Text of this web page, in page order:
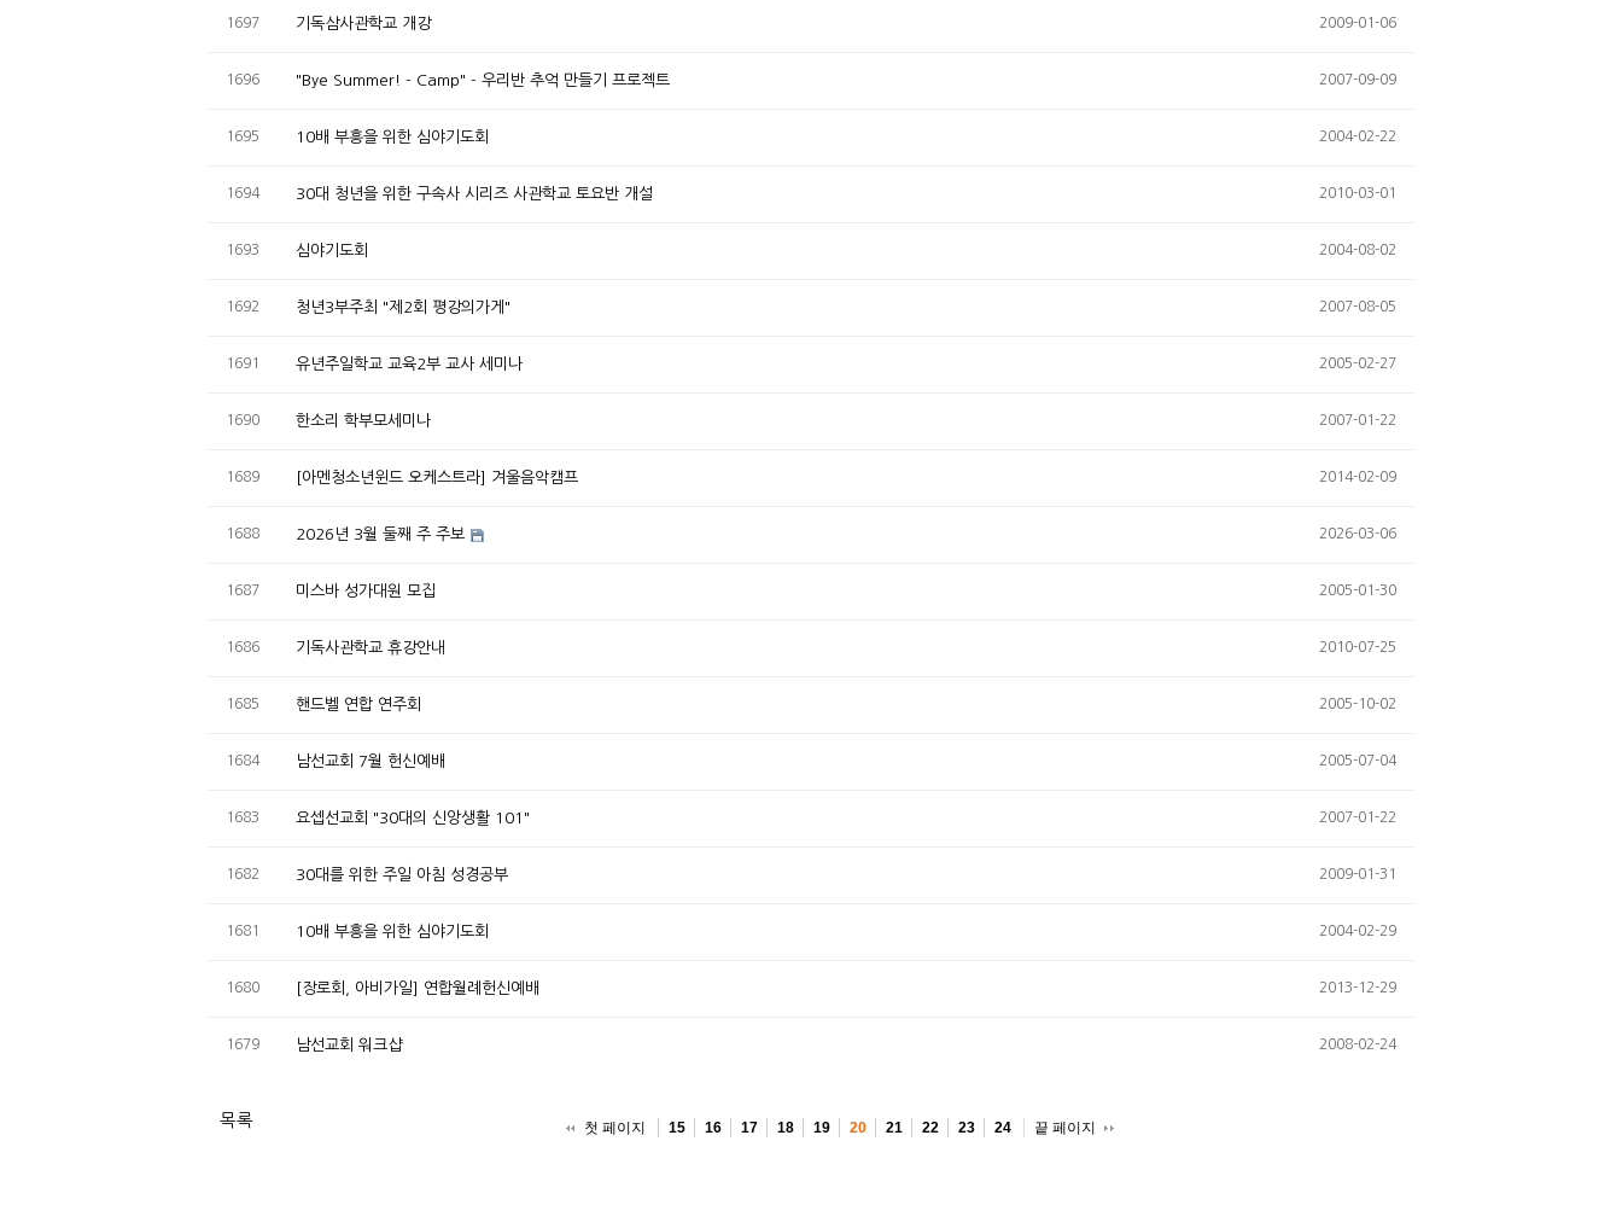
1697 기독삼사관학교 개강 2009-01-06
1696 "Bye Summer! - Camp" - 우리반 추억 만들기 프로젝트 2007-09-09
1695 10배 부흥을 위한 심야기도회 2004-02-22
1694 30대 청년을 위한 구속사 시리즈 사관학교 토요반 개설 2010-03-01
1693 심야기도회 2004-08-02
1692 청년3부주최 "제2회 평강의가게" 2007-08-05
1691 유년주일학교 교육2부 교사 세미나 2005-02-27
1690 한소리 학부모세미나 2007-01-22
1689 [아멘청소년윈드 오케스트라] 겨울음악캠프 2014-02-09
1688 2026년 3월 둘째 주 주보 2026-03-06
1687 미스바 성가대원 모집 2005-01-30
1686 기독사관학교 휴강안내 2010-07-25
1685 핸드벨 연합 연주회 2005-10-02
1684 남선교회 7월 헌신예배 2005-07-04
1683 요셉선교회 "30대의 신앙생활 101" 2007-01-22
1682 30대를 위한 주일 아침 성경공부 2009-01-31
1681 10배 부흥을 위한 심야기도회 2004-02-29
1680 [장로회, 아비가일] 연합월례헌신예배 2013-12-29
1679 남선교회 워크샵 2008-02-24
목록 첫 페이지 15 16 17 18 19 20 21 22 23 24 끝 페이지